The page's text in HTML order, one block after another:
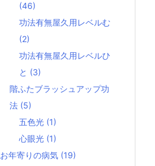
(46)
功法有無屋久用レベルむ
(2)
功法有無屋久用レベルひ
と (3)
階ふたブラッシュアップ功
法 (5)
五色光 (1)
心眼光 (1)
お年寄りの病気 (19)